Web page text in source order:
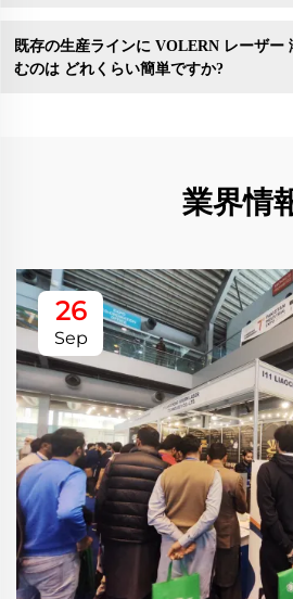
既存の生産ラインに VOLERN レーザー
むのは どれくらい簡単ですか?
業界情
26
Sep